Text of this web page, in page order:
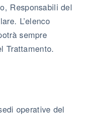
Responsabili del
L’elenco
sempre
Trattamento.
operative del